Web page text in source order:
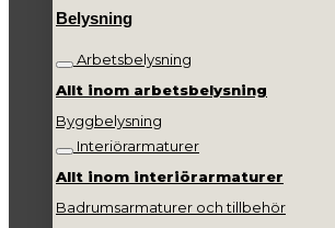
Belysning
Arbetsbelysning
Allt inom arbetsbelysning
Byggbelysning
Interiörarmaturer
Allt inom interiörarmaturer
Badrumsarmaturer och tillbehör